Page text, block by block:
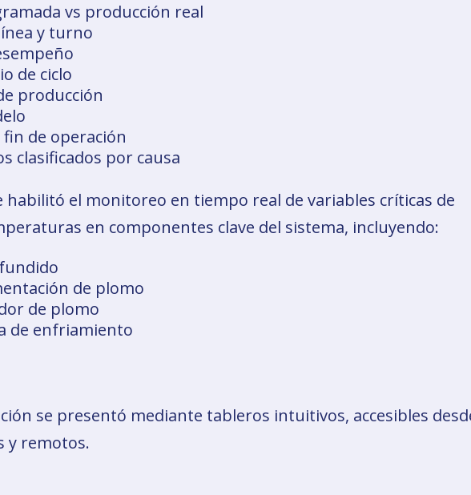
vs producción real
y turno
de ciclo
producción
de operación
clasificados por causa
habilitó el monitoreo en tiempo real de variables críticas de
en componentes clave del sistema, incluyendo:
de plomo
de plomo
de enfriamiento
se presentó mediante tableros intuitivos, accesibles
y remotos.